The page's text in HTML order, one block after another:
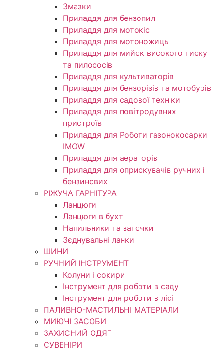
Змазки
Приладдя для бензопил
Приладдя для мотокіс
Приладдя для мотоножиць
Приладдя для мийок високого тиску
та пилососів
Приладдя для культиваторів
Приладдя для бензорізів та мотобурів
Приладдя для садової техніки
Приладдя для повітродувних
пристроїв
Приладдя для Роботи газонокосарки
IMOW
Приладдя для аераторів
Приладдя для оприскувачів ручних і
бензинових
РІЖУЧА ГАРНІТУРА
Ланцюги
Ланцюги в бухті
Напильники та заточки
Зєднувальні ланки
ШИНИ
РУЧНИЙ ІНСТРУМЕНТ
Колуни і сокири
Інструмент для роботи в саду
Інструмент для роботи в лісі
ПАЛИВНО-МАСТИЛЬНІ МАТЕРІАЛИ
МИЮЧІ ЗАСОБИ
ЗАХИСНИЙ ОДЯГ
СУВЕНІРИ